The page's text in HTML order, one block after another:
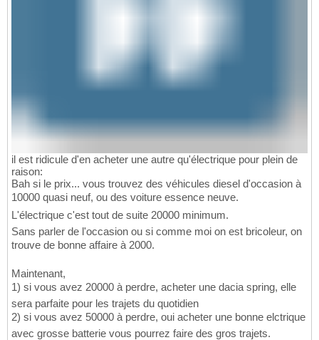
il est ridicule d'en acheter une autre qu'électrique pour plein de
raison:
Bah si le prix... vous trouvez des véhicules diesel d'occasion à
10000 quasi neuf, ou des voiture essence neuve.
L'électrique c'est tout de suite 20000 minimum.
Sans parler de l'occasion ou si comme moi on est bricoleur, on
trouve de bonne affaire à 2000.
Maintenant,
1) si vous avez 20000 à perdre, acheter une dacia spring, elle
sera parfaite pour les trajets du quotidien
2) si vous avez 50000 à perdre, oui acheter une bonne elctrique
avec grosse batterie vous pourrez faire des gros trajets.